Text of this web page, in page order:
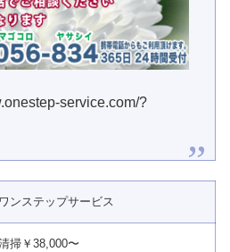
service.com/?
ンステップサービス
掃 ￥38,000〜